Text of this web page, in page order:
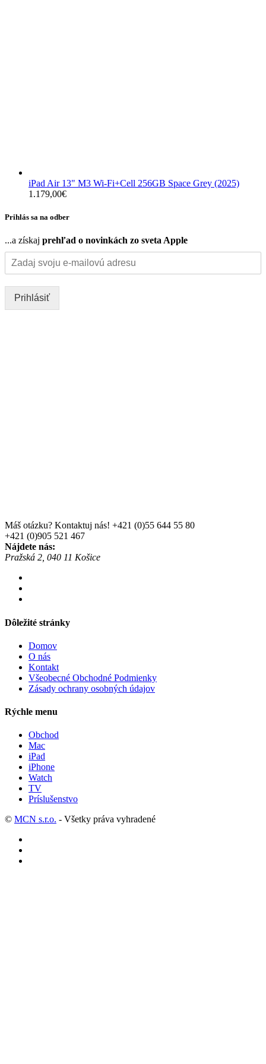
iPad Air 13" M3 Wi-Fi+Cell 256GB Space Grey (2025)
1.179,00€
Prihlás sa na odber
...a získaj prehľad o novinkách zo sveta Apple
Prihlásiť
Máš otázku? Kontaktuj nás! +421 (0)55 644 55 80
+421 (0)905 521 467
Nájdete nás:
Pražská 2, 040 11 Košice
Dôležité stránky
Domov
O nás
Kontakt
Všeobecné Obchodné Podmienky
Zásady ochrany osobných údajov
Rýchle menu
Obchod
Mac
iPad
iPhone
Watch
TV
Príslušenstvo
© MCN s.r.o. - Všetky práva vyhradené